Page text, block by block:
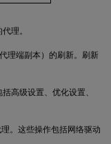
理。
理端副本）的刷新。刷新
高级设置、优化设置、
。这些操作包括网络驱动